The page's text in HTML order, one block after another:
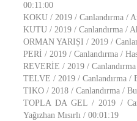
00:11:00
KOKU / 2019 / Canlandırma /
KUTU / 2019 / Canlandırma /
ORMAN YARIȘI / 2019 /
PERİ / 2019 / Canlandırma /
REVERİE / 2019 /
TELVE / 2019 / Canlandırma
TIKO / 2018 / Canlandırma /
TOPLA DA GEL / 2019 /
Yağızhan Mısırlı / 00:01:19